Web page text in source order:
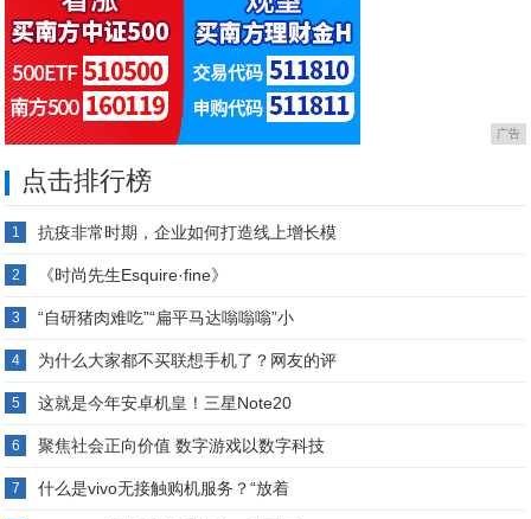
广告
点击排行榜
1 抗疫非常时期，企业如何打造线上增长模
2 《时尚先生Esquire·fine》
3 “自研猪肉难吃”“扁平马达嗡嗡嗡”小
4 为什么大家都不买联想手机了？网友的评
5 这就是今年安卓机皇！三星Note20
6 聚焦社会正向价值 数字游戏以数字科技
7 什么是vivo无接触购机服务？“放着